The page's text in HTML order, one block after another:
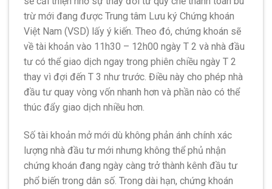
trừ mới đang được Trung tâm Lưu ký Chứng khoán
Việt Nam (VSD) lấy ý kiến. Theo đó, chứng khoán sẽ
về tài khoản vào 11h30 – 12h00 ngày T 2 và nhà đầu
tư có thể giao dịch ngay trong phiên chiều ngày T 2
thay vì đợi đến T 3 như trước. Điều này cho phép nhà
đầu tư quay vòng vốn nhanh hơn và phần nào có thể
thúc đẩy giao dịch nhiều hơn.
Số tài khoản mở mới dù không phản ánh chính xác
lượng nhà đầu tư mới nhưng không thể phủ nhận
chứng khoán đang ngày càng trở thành kênh đầu tư
phổ biến trong dân số. Trong dài hạn, chứng khoán